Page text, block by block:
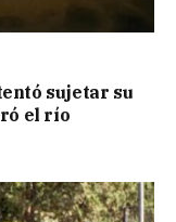
sujetar su
el río